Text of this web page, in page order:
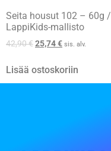
Seita housut 102 – 60g /
LappiKids-mallisto
42,90€25,74€ sis. alv.
Lisää ostoskoriin